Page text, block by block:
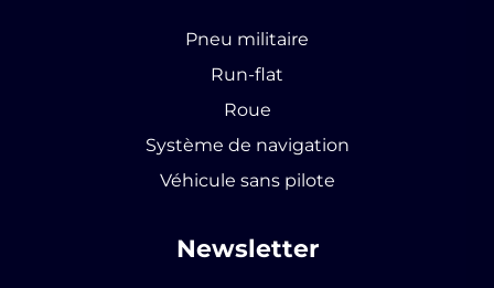
Pneu militaire
Run-flat
Roue
Système de navigation
Véhicule sans pilote
Newsletter